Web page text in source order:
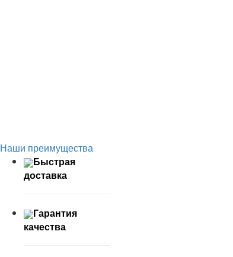
Наши преимущества
Быстрая
доставка
Гарантия
качества